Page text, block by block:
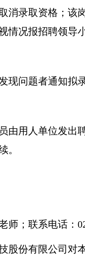
消录取资格；该
情况报招聘领导
现问题者通知拟
由用人单位发出
。
；联系电话：
股份有限公司对